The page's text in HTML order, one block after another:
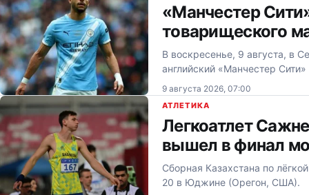
«Манчестер
товарищеского
В воскресенье, 9 августа, в
английский «Манчестер
9 августа 2026, 07:00
АТЛЕТИКА
Легкоатлет
вышел в финал
Сборная Казахстана по
20 в Юджине (Орегон, США).